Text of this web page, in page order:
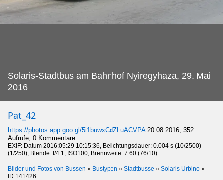
Solaris-Stadtbus am Bahnhof Nyiregyhaza, 29. ‎Mai
‎2016
Pat_42
https://photos.app.goo.gl/5i1buwxCdZLuACVPA 20.08.2016, 352
Aufrufe, 0 Kommentare
EXIF: Datum 2016:05:29 10:15:36, Belichtungsdauer: 0.004 s (10/2500)
(1/250), Blende: f/4.1, ISO100, Brennweite: 7.60 (76/10)
Bilder und Fotos von Bussen » Bustypen » Stadtbusse » Solaris Urbino »
ID 141426